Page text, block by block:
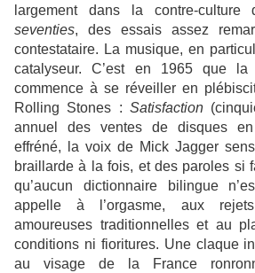
largement dans la contre-
seventies, des essais assez
contestataire. La musique, en
catalyseur. C’est en 1965 que la
commence à se réveiller en
Rolling Stones : Satisfaction
annuel des ventes de disques
effréné, la voix de Mick Jagger
braillarde à la fois, et des paroles si
qu’aucun dictionnaire bilingue
appelle à l’orgasme, aux
amoureuses traditionnelles et au
conditions ni fioritures. Une claque
au visage de la France